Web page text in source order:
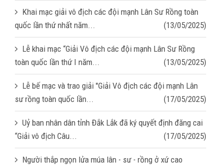
Khai mạc giải vô địch các đội mạnh Lân Sư Rồng toàn
quốc lần thứ nhất năm...
(13/05/2025)
Lễ khai mạc “Giải Vô địch các đội mạnh Lân Sư Rồng
toàn quốc lần thứ I năm...
(13/05/2025)
Lễ bế mạc và trao giải "Giải Vô địch các đội mạnh Lân
sư rồng toàn quốc lần...
(17/05/2025)
Uỷ ban nhân dân tỉnh Đắk Lắk đã ký quyết định đăng cai
“Giải vô địch Câu...
(17/05/2025)
Người thắp ngọn lửa múa lân - sư - rồng ở xứ cao